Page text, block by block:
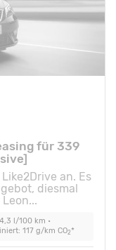
für 339
an. Es
diesmal
l/100 km •
117 g/km CO2*